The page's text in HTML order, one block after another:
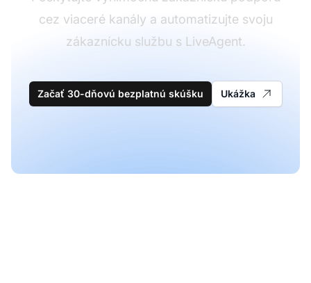
cez viaceré kanály a automatizujte svoju
zákaznícku službu s LiveAgent.
Začať 30-dňovú bezplatnú skúšku Ukážka